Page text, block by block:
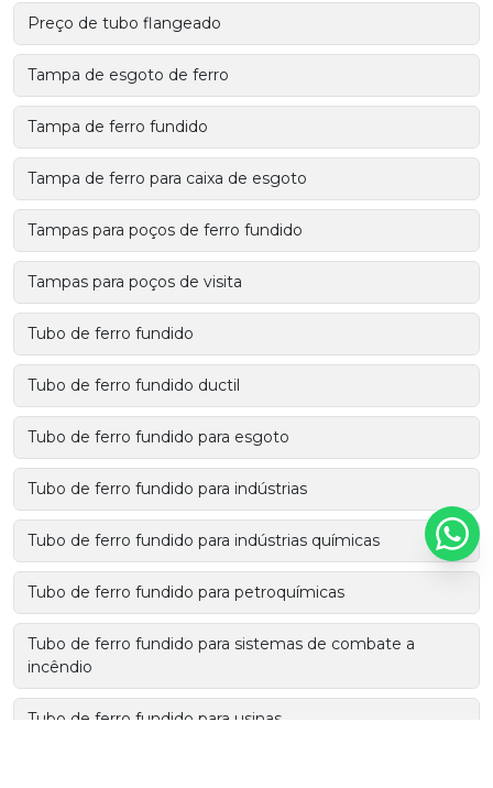
Preço de tubo flangeado
Tampa de esgoto de ferro
Tampa de ferro fundido
Tampa de ferro para caixa de esgoto
Tampas para poços de ferro fundido
Tampas para poços de visita
Tubo de ferro fundido
Tubo de ferro fundido ductil
Tubo de ferro fundido para esgoto
Tubo de ferro fundido para indústrias
Tubo de ferro fundido para indústrias químicas
Tubo de ferro fundido para petroquímicas
Tubo de ferro fundido para sistemas de combate a
incêndio
Tubo de ferro fundido para usinas